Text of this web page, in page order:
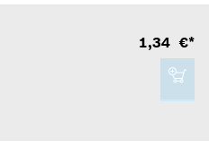
al carrello
1,34 €*